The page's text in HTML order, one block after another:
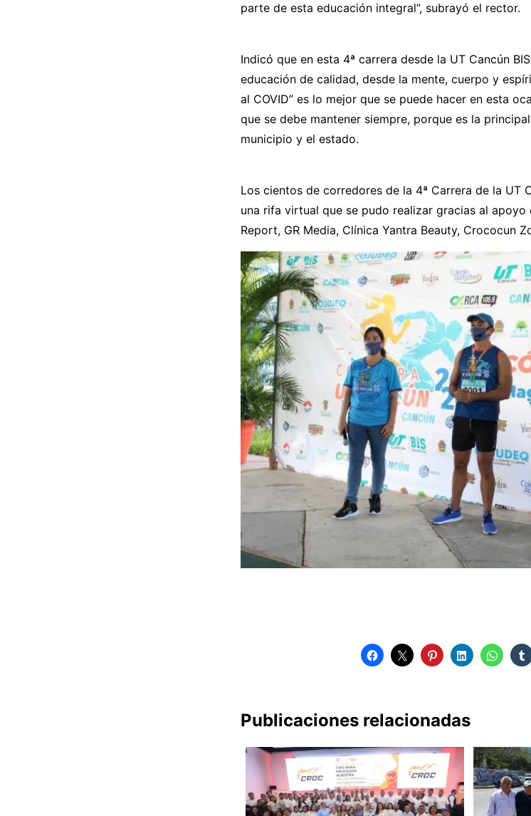
parte de esta educación integral”, subrayó el rector.
Indicó que en esta 4ª carrera desde la UT Cancún
educación de calidad, desde la mente, cuerpo y
al COVID” es lo mejor que se puede hacer en esta
que se debe mantener siempre, porque es la
municipio y el estado.
Los cientos de corredores de la 4ª Carrera de la UT
una rifa virtual que se pudo realizar gracias al
Report, GR Media, Clínica Yantra Beauty, Crococun
Publicaciones relacionadas